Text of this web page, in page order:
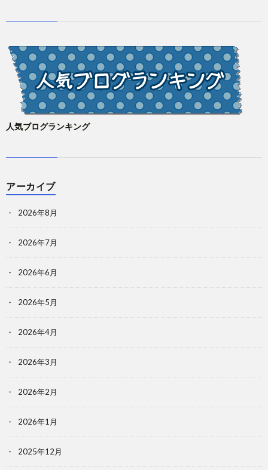
人気ブログランキング
アーカイブ
2026年8月
2026年7月
2026年6月
2026年5月
2026年4月
2026年3月
2026年2月
2026年1月
2025年12月